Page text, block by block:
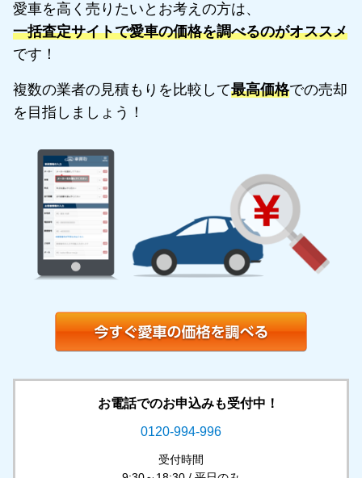
愛車を高く売りたいとお考えの方は、
一括査定サイトで愛車の価格を調べるのがオススメ
です！
複数の業者の見積もりを比較して最高価格での売却
を目指しましょう！
お電話でのお申込みも受付中！
0120-994-996
受付時間